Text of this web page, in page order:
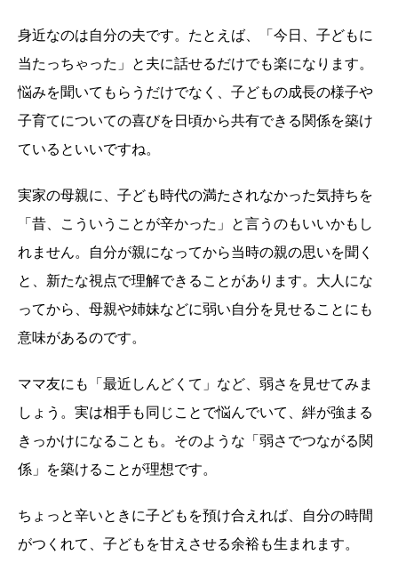
身近なのは自分の夫です。たとえば、「今日、子どもに
当たっちゃった」と夫に話せるだけでも楽になります。
悩みを聞いてもらうだけでなく、子どもの成長の様子や
子育てについての喜びを日頃から共有できる関係を築け
ているといいですね。
実家の母親に、子ども時代の満たされなかった気持ちを
「昔、こういうことが辛かった」と言うのもいいかもし
れません。自分が親になってから当時の親の思いを聞く
と、新たな視点で理解できることがあります。大人にな
ってから、母親や姉妹などに弱い自分を見せることにも
意味があるのです。
ママ友にも「最近しんどくて」など、弱さを見せてみま
しょう。実は相手も同じことで悩んでいて、絆が強まる
きっかけになることも。そのような「弱さでつながる関
係」を築けることが理想です。
ちょっと辛いときに子どもを預け合えれば、自分の時間
がつくれて、子どもを甘えさせる余裕も生まれます。